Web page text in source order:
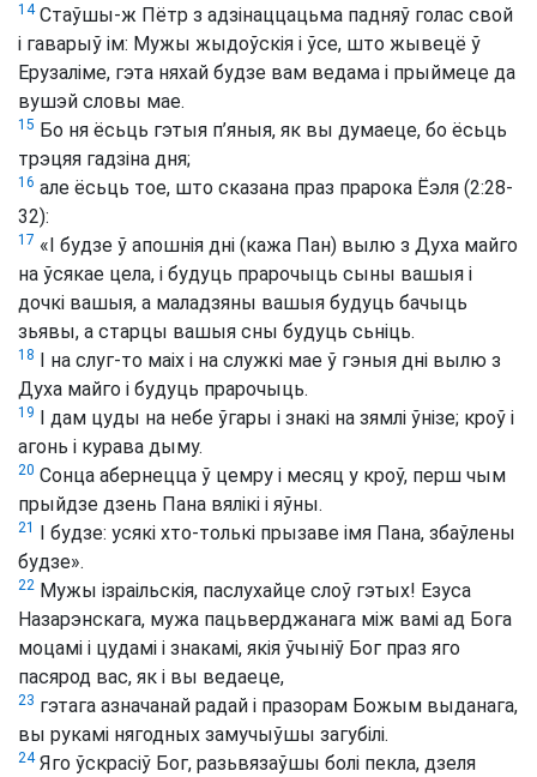
14Стаўшы-ж Пётр з адзінаццацьма падняў голас свой
і гаварыў ім: Мужы жыдоўскія і ўсе, што жывецё ў
Ерузаліме, гэта няхай будзе вам ведама і прыймеце да
вушэй словы мае.
15 Бо ня ёсьць гэтыя п’яныя, як вы думаеце, бо ёсьць
трэцяя гадзіна дня;
16 але ёсьць тое, што сказана праз прарока Ёэля (2:28-
32):
17 «І будзе ў апошнія дні (кажа Пан) вылю з Духа майго
на ўсякае цела, і будуць прарочыць сыны вашыя і
дочкі вашыя, а маладзяны вашыя будуць бачыць
зьявы, а старцы вашыя сны будуць сьніць.
18
І на слуг-то маіх і на служкі мае ў гэныя дні вылю з
Духа майго і будуць прарочыць.
19
І дам цуды на небе ўгары і знакі на зямлі ўнізе; кроў і
агонь і курава дыму.
20 Сонца абернецца ў цемру і месяц у кроў, перш чым
прыйдзе дзень Пана вялікі і яўны.
21
І будзе: усякі хто-толькі прызаве імя Пана, збаўлены
будзе».
22 Мужы ізраільскія, паслухайце слоў гэтых! Езуса
Назарэнскага, мужа пацьверджанага між вамі ад Бога
моцамі і цудамі і знакамі, якія ўчыніў Бог праз яго
пасярод вас, як і вы ведаеце,
23 гэтага азначанай радай і празорам Божым выданага,
вы рукамі нягодных замучыўшы загубілі.
24Яго ўскрасіў Бог, разьвязаўшы болі пекла, дзеля